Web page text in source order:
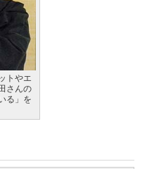
トやエ
さんの
る」を